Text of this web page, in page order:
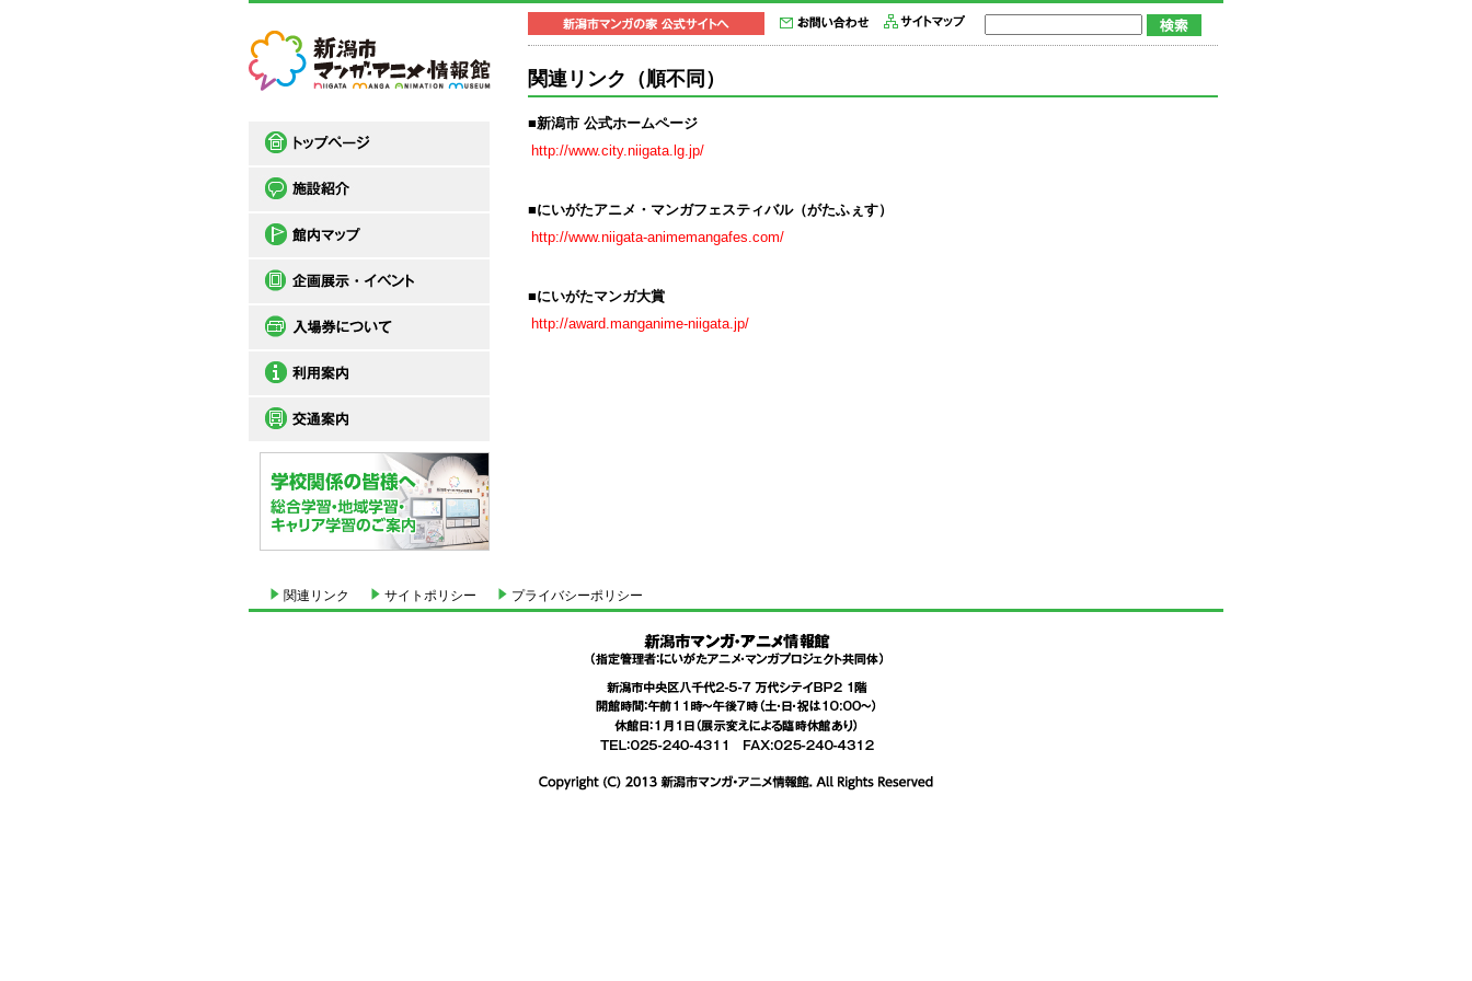
関連リンク（順不同）
■新潟市 公式ホームページ
http://www.city.niigata.lg.jp/
■にいがたアニメ・マンガフェスティバル（がたふぇす）
http://www.niigata-animemangafes.com/
■にいがたマンガ大賞
http://award.manganime-niigata.jp/
関連リンク サイトポリシー プライバシーポリシー